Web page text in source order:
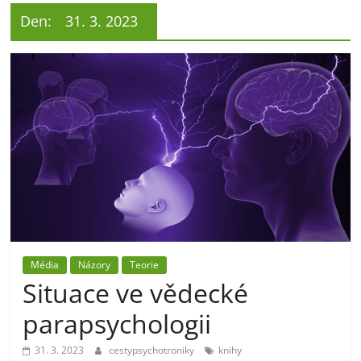
Den: 31. 3. 2023
Média Názory Teorie
Situace ve vědecké
parapsychologii
31. 3. 2023 cestypsychotroniky knihy